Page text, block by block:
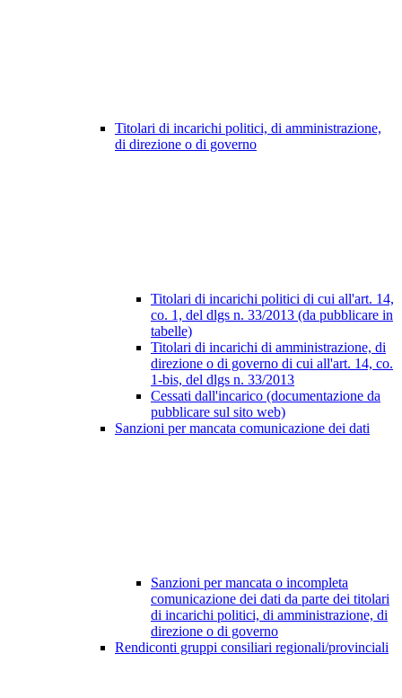
Titolari di incarichi politici, di amministrazione,
di direzione o di governo
Titolari di incarichi politici di cui all'art. 14,
co. 1, del dlgs n. 33/2013 (da pubblicare in
tabelle)
Titolari di incarichi di amministrazione, di
direzione o di governo di cui all'art. 14, co.
1-bis, del dlgs n. 33/2013
Cessati dall'incarico (documentazione da
pubblicare sul sito web)
Sanzioni per mancata comunicazione dei dati
Sanzioni per mancata o incompleta
comunicazione dei dati da parte dei titolari
di incarichi politici, di amministrazione, di
direzione o di governo
Rendiconti gruppi consiliari regionali/provinciali